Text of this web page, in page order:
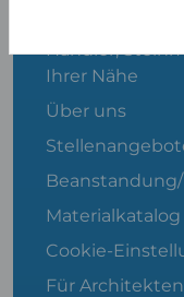
Händler,
Ihrer Nähe
Über uns
Materialkatalog
Cookie-
Für Architekten